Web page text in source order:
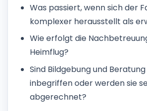
Was passiert, wenn sich der
komplexer herausstellt als
Wie erfolgt die
Heimflug?
Sind Bildgebung und
inbegriffen oder werden sie
abgerechnet?